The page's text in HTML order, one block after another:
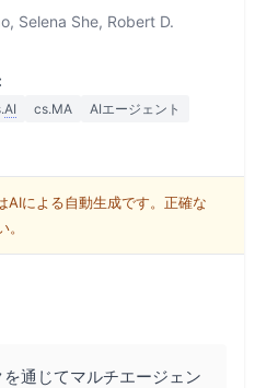
Selena She, Robert D.
AI cs.MA
AIエージェント
AIによる自動生成です。正確な
通じてマルチエージェン